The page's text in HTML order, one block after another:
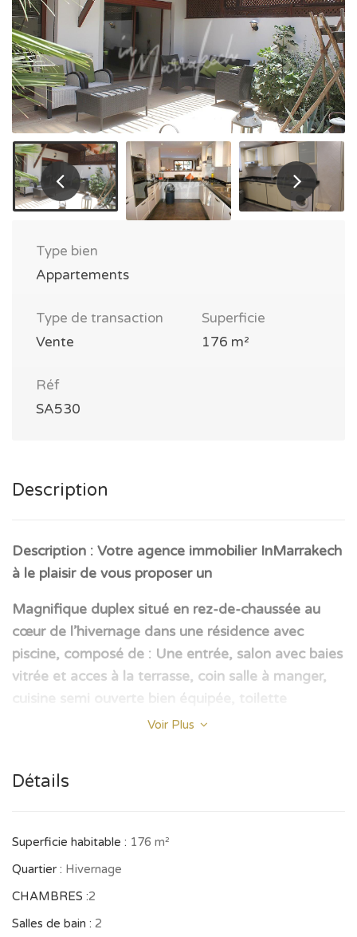
Type bien
Appartements
Type de transaction
Vente
Superficie
176 m²
Réf
SA530
Description
Description : Votre agence immobilier InMarrakech
à le plaisir de vous proposer un
Magnifique duplex situé en rez-de-chaussée au
cœur de l’hivernage dans une résidence avec
piscine, composé de : Une entrée, salon avec baies
vitrée et acces à la terrasse, coin salle à manger,
cuisine semi ouverte bien équipée, toilette
LUNDI AU VENDREDI DE 9H a 17H30 ET LE
SAMEDI DE 9H A 13H.
ce bien ou d’autre produit similaire pouvant vous
Voir Plus
Détails
Superficie habitable : 176 m²
Quartier : Hivernage
CHAMBRES :2
Salles de bain : 2